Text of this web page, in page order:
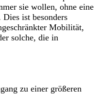
sie wollen, ohne eine
Dies ist besonders
Mobilität,
solche, die in
zu einer größeren